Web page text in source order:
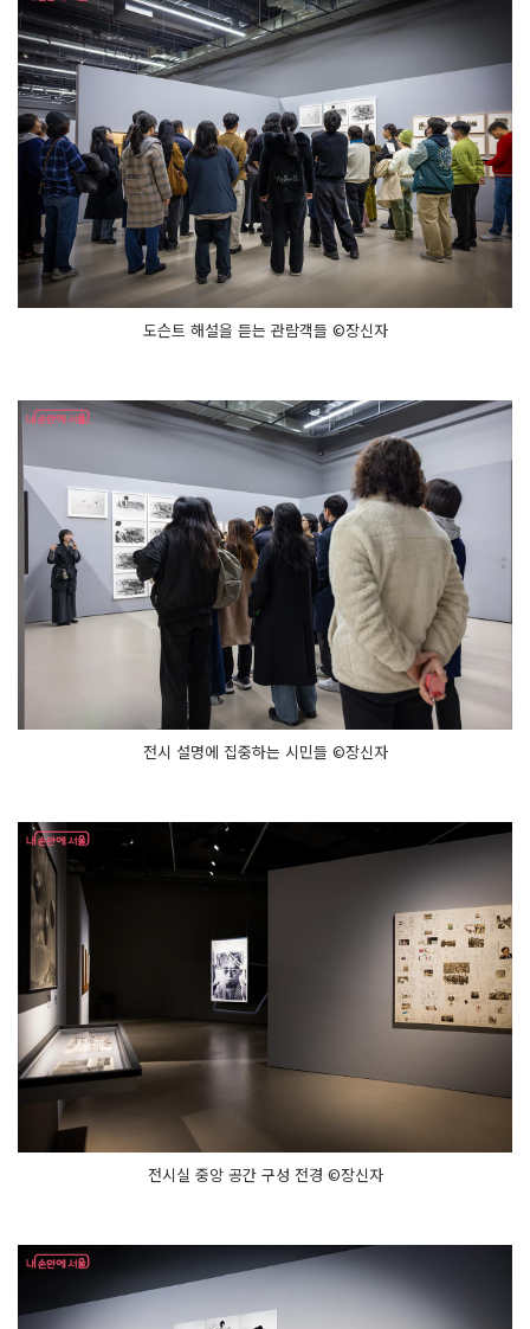
도슨트 해설을 듣는 관람객들 ©장신자
전시 설명에 집중하는 시민들 ©장신자
전시실 중앙 공간 구성 전경 ©장신자